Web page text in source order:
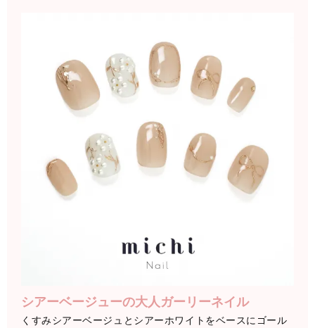
シアーベージューの大人ガーリーネイル
くすみシアーベージュとシアーホワイトをベースにゴール